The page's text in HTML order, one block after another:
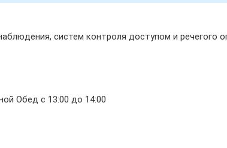
систем контроля доступом и речегого
Обед с 13:00 до 14:00